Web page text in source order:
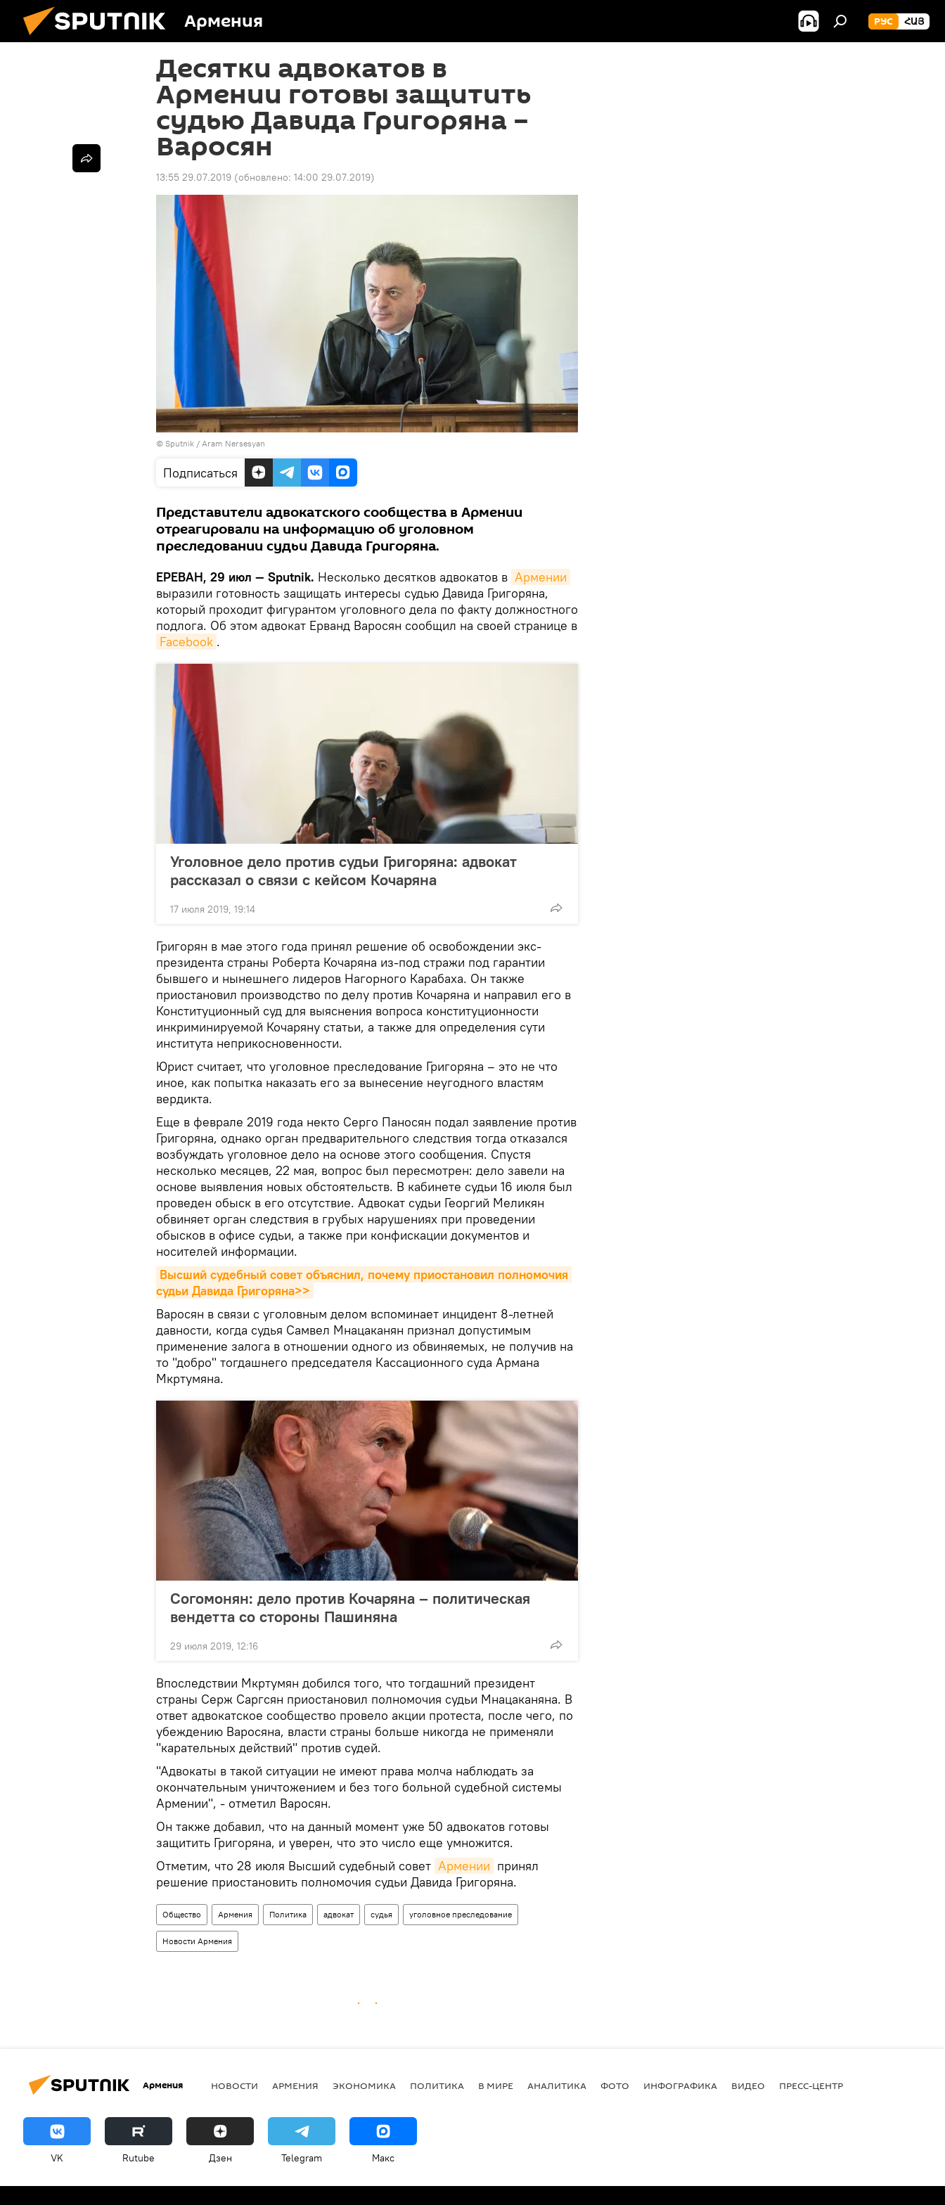
Армения РУС ՀԱՅ
Десятки адвокатов в
Армении готовы защитить
судью Давида Григоряна –
Варосян
13:55 29.07.2019 (обновлено: 14:00 29.07.2019)
© Sputnik / Aram Nersesyan
Подписаться
Представители адвокатского сообщества в Армении
отреагировали на информацию об уголовном
преследовании судьи Давида Григоряна.
ЕРЕВАН, 29 июл — Sputnik. Несколько десятков адвокатов в Армении
выразили готовность защищать интересы судью Давида Григоряна,
который проходит фигурантом уголовного дела по факту должностного
подлога. Об этом адвокат Ерванд Варосян сообщил на своей странице в
Facebook .
Уголовное дело против судьи Григоряна: адвокат
рассказал о связи с кейсом Кочаряна
17 июля 2019, 19:14
Григорян в мае этого года принял решение об освобождении экс-
президента страны Роберта Кочаряна из-под стражи под гарантии
бывшего и нынешнего лидеров Нагорного Карабаха. Он также
приостановил производство по делу против Кочаряна и направил его в
Конституционный суд для выяснения вопроса конституционности
инкриминируемой Кочаряну статьи, а также для определения сути
института неприкосновенности.
Юрист считает, что уголовное преследование Григоряна – это не что
иное, как попытка наказать его за вынесение неугодного властям
вердикта.
Еще в феврале 2019 года некто Серго Паносян подал заявление против
Григоряна, однако орган предварительного следствия тогда отказался
возбуждать уголовное дело на основе этого сообщения. Спустя
несколько месяцев, 22 мая, вопрос был пересмотрен: дело завели на
основе выявления новых обстоятельств. В кабинете судьи 16 июля был
проведен обыск в его отсутствие. Адвокат судьи Георгий Меликян
обвиняет орган следствия в грубых нарушениях при проведении
обысков в офисе судьи, а также при конфискации документов и
носителей информации.
Высший судебный совет объяснил, почему приостановил полномочия
судьи Давида Григоряна>>
Варосян в связи с уголовным делом вспоминает инцидент 8-летней
давности, когда судья Самвел Мнацаканян признал допустимым
применение залога в отношении одного из обвиняемых, не получив на
то "добро" тогдашнего председателя Кассационного суда Армана
Мкртумяна.
Согомонян: дело против Кочаряна – политическая
вендетта со стороны Пашиняна
29 июля 2019, 12:16
Впоследствии Мкртумян добился того, что тогдашний президент
страны Серж Саргсян приостановил полномочия судьи Мнацаканяна. В
ответ адвокатское сообщество провело акции протеста, после чего, по
убеждению Варосяна, власти страны больше никогда не применяли
"карательных действий" против судей.
"Адвокаты в такой ситуации не имеют права молча наблюдать за
окончательным уничтожением и без того больной судебной системы
Армении", - отметил Варосян.
Он также добавил, что на данный момент уже 50 адвокатов готовы
защитить Григоряна, и уверен, что это число еще умножится.
Отметим, что 28 июля Высший судебный совет Армении принял
решение приостановить полномочия судьи Давида Григоряна.
Общество Армения Политика адвокат судья уголовное преследование
Новости Армения
Армения НОВОСТИ АРМЕНИЯ ЭКОНОМИКА ПОЛИТИКА В МИРЕ АНАЛИТИКА ФОТО ИНФОГРАФИКА ВИДЕО ПРЕСС-ЦЕНТР
VK Rutube Дзен Telegram Макс